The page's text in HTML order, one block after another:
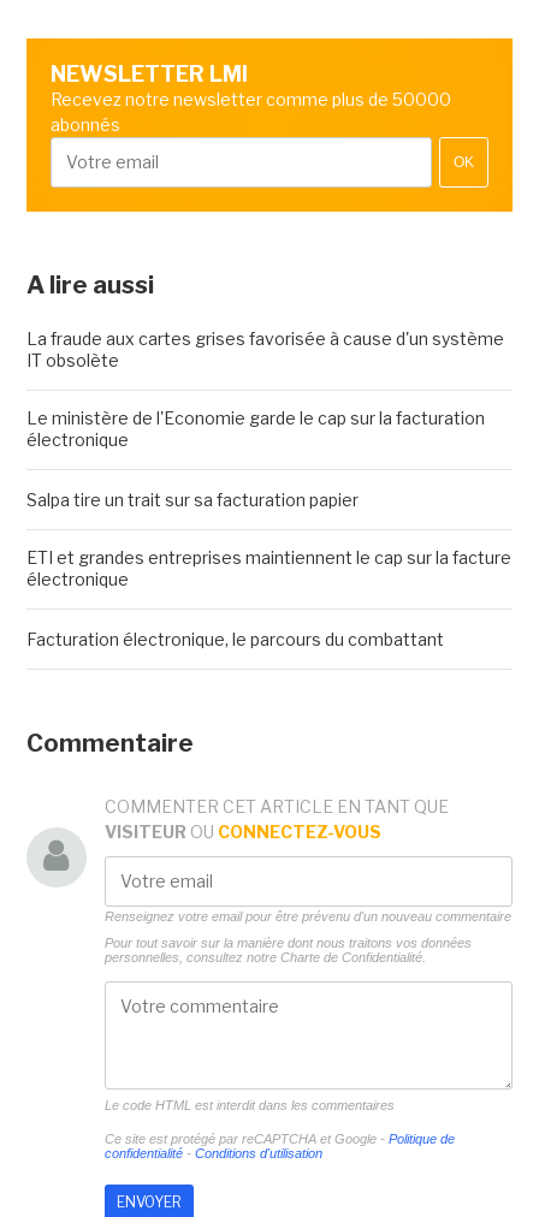
NEWSLETTER LMI
Recevez notre newsletter comme plus de 50000
abonnés
OK
A lire aussi
La fraude aux cartes grises favorisée à cause d'un système
IT obsolète
Le ministère de l'Economie garde le cap sur la facturation
électronique
Salpa tire un trait sur sa facturation papier
ETI et grandes entreprises maintiennent le cap sur la facture
électronique
Facturation électronique, le parcours du combattant
Commentaire
COMMENTER CET ARTICLE EN TANT QUE
VISITEUR OU CONNECTEZ-VOUS
Renseignez votre email pour être prévenu d'un nouveau commentaire
Pour tout savoir sur la manière dont nous traitons vos données
personnelles, consultez notre Charte de Confidentialité.
Le code HTML est interdit dans les commentaires
Ce site est protégé par reCAPTCHA et Google - Politique de
confidentialité- Conditions d'utilisation